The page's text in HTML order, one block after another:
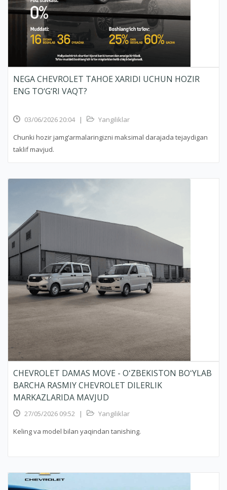
NEGA CHEVROLET TAHOE XARIDI UCHUN HOZIR
ENG TO‘G‘RI VAQT?
03/06/2026 20:04 |
Yangiliklar
Chunki hozir jamg‘armalaringizni maksimal darajada tejaydigan
taklif mavjud.
CHEVROLET DAMAS MOVE - OʻZBEKISTON BOʻYLAB
BARCHA RASMIY CHEVROLET DILERLIK
MARKAZLARIDA MAVJUD
27/05/2026 09:52 |
Yangiliklar
Keling va model bilan yaqindan tanishing.